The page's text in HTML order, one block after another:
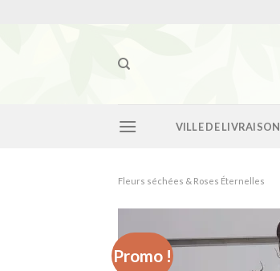
VILLE DE LIVRAISON
Fleurs séchées & Roses Éternelles
Promo !